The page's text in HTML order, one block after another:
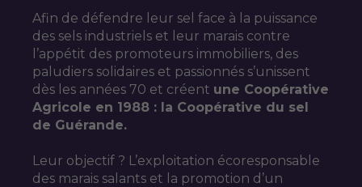
Afin de défendre leur sel face à la puissance
des sels industriels et leur marais contre
l’appétit des promoteurs immobiliers, des
paludiers solidaires et passionnés s’unissent
dès les années 70 et créent une Coopérative
Agricole en 1988 : la Coopérative du sel
de Guérande.
Leur objectif ? L’exploitation écoresponsable
des marais salants et la promotion d’un